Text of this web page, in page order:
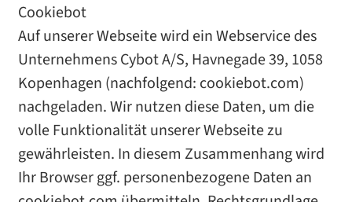
Cookiebot
Auf unserer Webseite wird ein Webservice des
Unternehmens Cybot A/S, Havnegade 39, 1058
Kopenhagen (nachfolgend: cookiebot.com)
nachgeladen. Wir nutzen diese Daten, um die
volle Funktionalität unserer Webseite zu
gewährleisten. In diesem Zusammenhang wird
Ihr Browser ggf. personenbezogene Daten an